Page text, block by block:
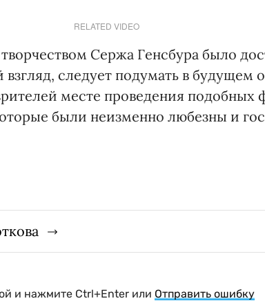
RELATED VIDEO
Сержа Генсбура было
следует подумать в будущем
месте проведения подобных
были неизменно любезны и
и нажмите Ctrl+Enter или Отправить ошибку